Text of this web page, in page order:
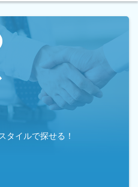
タイルで探せる！